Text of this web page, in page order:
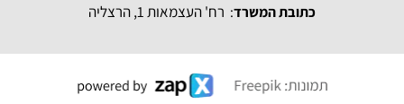
כתובת המשרד: רח' העצמאות 1, הרצליה